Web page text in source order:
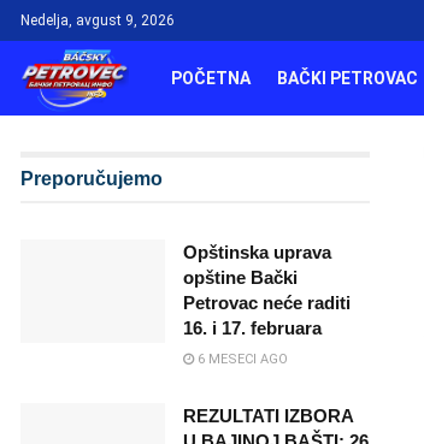
Nedelja, avgust 9, 2026
POČETNA BAČKI PETROVAC
Preporučujemo
Opštinska uprava
opštine Bački
Petrovac neće raditi
16. i 17. februara
6 MESECI AGO
REZULTATI IZBORA